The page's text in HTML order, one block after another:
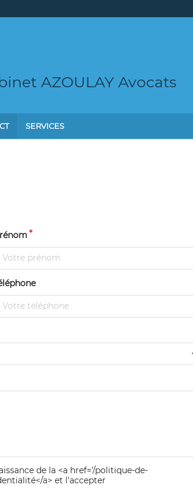
AZOULAY Avocats
SERVICES
de la <a href='/politique-de-
a> et l'accepter